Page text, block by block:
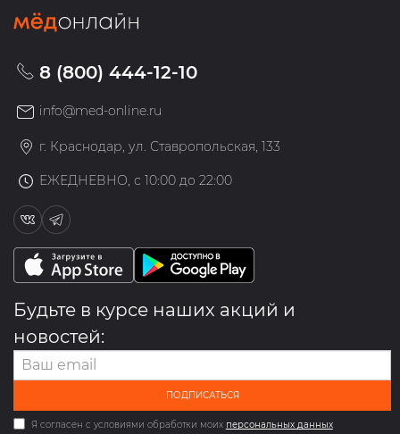
8 (800) 444-12-10
info@med-online.ru
г. Краснодар, ул. Ставропольская, 133
ЕЖЕДНЕВНО, с 10:00 до 22:00
Будьте в курсе наших акций и
новостей:
ПОДПИСАТЬСЯ
Я согласен с условиями обработки моих персональных данных